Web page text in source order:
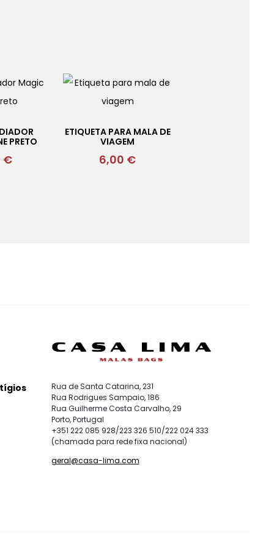
PRETO
€
ETIQUETA PARA MALA DE
VIAGEM
6,00 €
Rua de Santa Catarina, 231
Rua Rodrigues Sampaio, 186
Rua Guilherme Costa Carvalho, 29
Porto, Portugal
+351 222 085 928/223 326 510/222 024 333
(chamada para rede fixa nacional)
geral@casa-lima.com